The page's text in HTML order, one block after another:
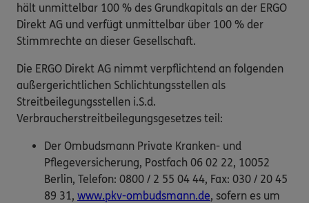
hält unmittelbar 100 % des Grundkapitals an der ERGO
Direkt AG und verfügt unmittelbar über 100 % der
Stimmrechte an dieser Gesellschaft.
Die ERGO Direkt AG nimmt verpflichtend an folgenden
außergerichtlichen Schlichtungsstellen als
Streitbeilegungsstellen i.S.d.
Verbraucherstreitbeilegungsgesetzes teil:
Der Ombudsmann Private Kranken- und
Pflegeversicherung, Postfach 06 02 22, 10052
Berlin, Telefon: 0800 / 2 55 04 44, Fax: 030 / 20 45
89 31, www.pkv-ombudsmann.de, sofern es um